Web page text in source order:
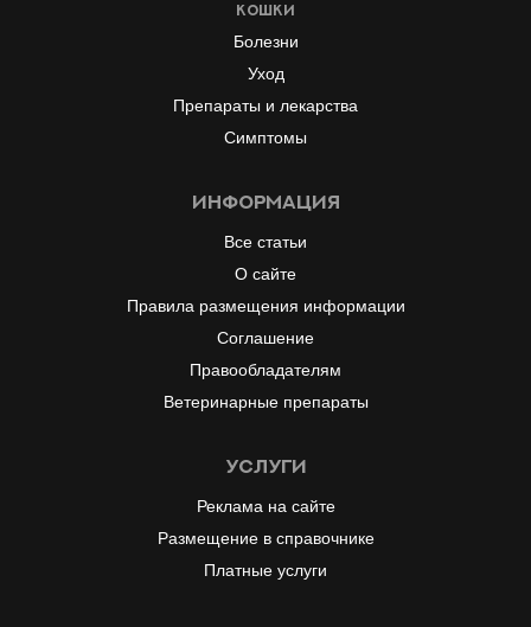
Кошки
Болезни
Уход
Препараты и лекарства
Симптомы
информация
Все статьи
О сайте
Правила размещения информации
Соглашение
Правообладателям
Ветеринарные препараты
услуги
Реклама на сайте
Размещение в справочнике
Платные услуги